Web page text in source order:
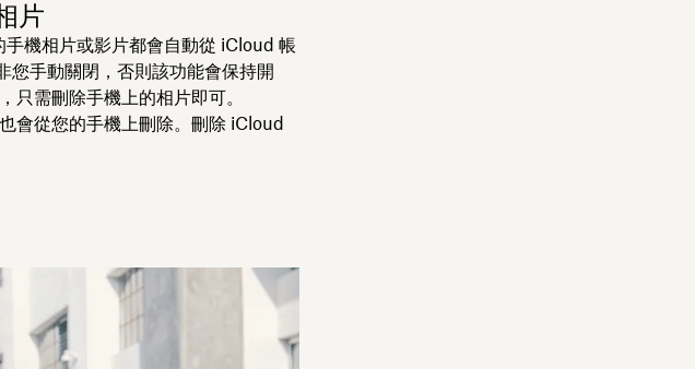
片
機相片或影片都會自動從 iCloud 帳
您手動關閉，否則該功能會保持開
需刪除手機上的相片即可。
會從您的手機上刪除。刪除 iCloud